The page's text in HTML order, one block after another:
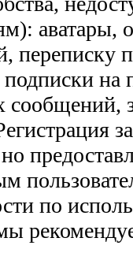
аватары,
переписку
подписки
сообщений,
по